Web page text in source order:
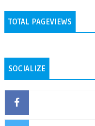
TOTAL PAGEVIEWS
SOCIALIZE